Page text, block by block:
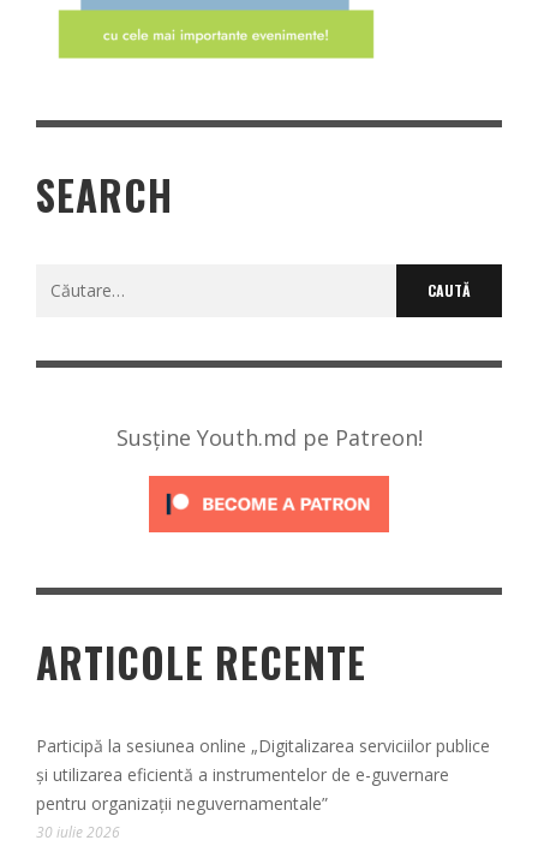
SEARCH
Caută
Susține Youth.md pe Patreon!
ARTICOLE RECENTE
Participă la sesiunea online „Digitalizarea serviciilor publice
și utilizarea eficientă a instrumentelor de e-guvernare
pentru organizații neguvernamentale”
30 iulie 2026